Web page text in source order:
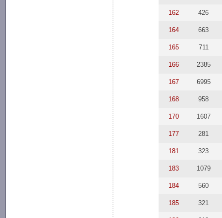
162 426
164 663
165 711
166 2385
167 6995
168 958
170 1607
177 281
181 323
183 1079
184 560
185 321